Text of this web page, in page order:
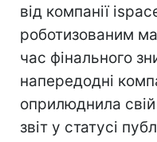
від компанії
роботизованим
час фінального
напередодні
оприлюднила
звіт у статусі